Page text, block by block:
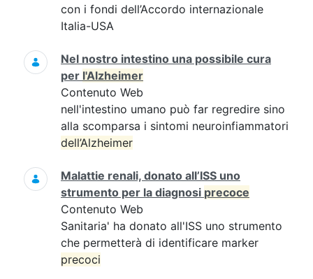
con i fondi dell’Accordo internazionale
Italia-USA
Nel nostro intestino una possibile cura
per l'Alzheimer
Contenuto Web
nell'intestino umano può far regredire sino
alla scomparsa i sintomi neuroinfiammatori
dell’Alzheimer
Malattie renali, donato all’ISS uno
strumento per la diagnosi precoce
Contenuto Web
Sanitaria' ha donato all'ISS uno strumento
che permetterà di identificare marker
precoci